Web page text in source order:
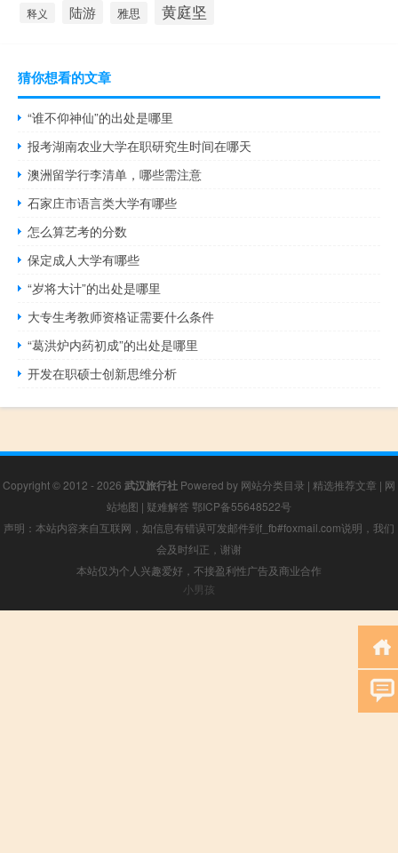
释义 陆游 雅思 黄庭坚
猜你想看的文章
“谁不仰神仙”的出处是哪里
报考湖南农业大学在职研究生时间在哪天
澳洲留学行李清单，哪些需注意
石家庄市语言类大学有哪些
怎么算艺考的分数
保定成人大学有哪些
“岁将大计”的出处是哪里
大专生考教师资格证需要什么条件
“葛洪炉内药初成”的出处是哪里
开发在职硕士创新思维分析
Copyright © 2012 - 2026 武汉旅行社 Powered by 网站分类目录 | 精选推荐文章 | 网
站地图 | 疑难解答 鄂ICP备55648522号
声明：本站内容来自互联网，如信息有错误可发邮件到f_fb#foxmail.com说明，我们
会及时纠正，谢谢
本站仅为个人兴趣爱好，不接盈利性广告及商业合作
小男孩